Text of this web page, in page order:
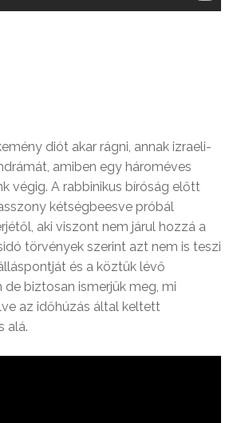
diót akar rágni, annak izraeli-
amiben egy hároméves
végig. A rabbinikus bíróság előtt
kétségbeesve próbál
aki viszont nem járul hozzá a
törvények szerint azt nem is teszi
és a köztük lévő
de biztosan ismerjük meg, mi
az időhúzás által keltett
alá.